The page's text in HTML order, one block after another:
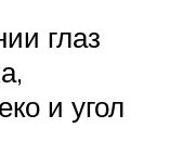
глаз
и угол